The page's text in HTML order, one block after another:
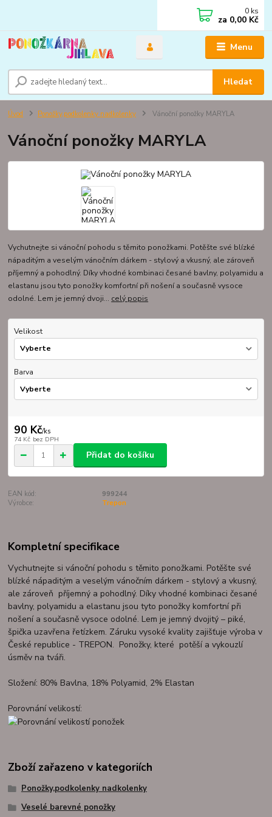
Menu
Hledat
0 ks
za 0,00 Kč
Úvod Ponožky,podkolenky nadkolenky Vánoční ponožky MARYLA
Vánoční ponožky MARYLA
Vychutnejte si vánoční pohodu s těmito ponožkami. Potěšte své blízké
nápaditým a veselým vánočním dárkem - stylový a vkusný, ale zároveň
příjemný a pohodlný. Díky vhodné kombinaci česané bavlny, polyamidu a
elastanu jsou tyto ponožky komfortní při nošení a současně vysoce
odolné. Lem je jemný dvoji... celý popis
Velikost
Barva
90 Kč/ks
74 Kč bez DPH
Přidat do košíku
EAN kód:
999244
Výrobce:
Trepon
Kompletní specifikace
Vychutnejte si vánoční pohodu s těmito ponožkami. Potěšte své
blízké nápaditým a veselým vánočním dárkem - stylový a vkusný,
ale zároveň příjemný a pohodlný. Díky vhodné kombinaci česané
bavlny, polyamidu a elastanu jsou tyto ponožky komfortní při
nošení a současně vysoce odolné. Lem je jemný dvojitý – piké,
špička uzavřena řetízkem. Záruku vysoké kvality zajišťuje výroba v
České republice - TREPON. Ponožky, které potěší a vykouzlí
úsměv na tváři.
Složení: 80% Bavlna, 18% Polyamid, 2% Elastan
Porovnání velikostí:
Zboží zařazeno v kategoriích
Ponožky,podkolenky nadkolenky
Veselé barevné ponožky